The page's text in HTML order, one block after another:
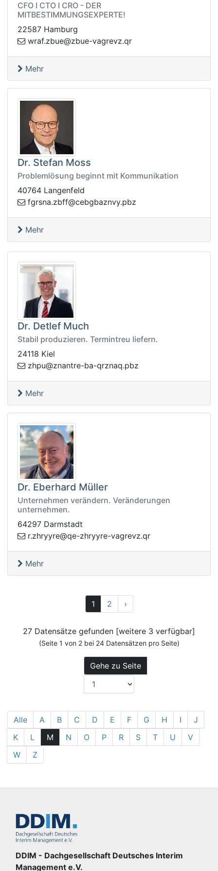
CFO I CTO I CRO - DER
MITBESTIMMUNGSEXPERTE!
22587 Hamburg
rq.zvergav-eubz@eu
bz.farw
Mehr
Dr. Stefan Moss
Problemlösung beginnt mit Kommunikation
40764 Langenfeld
zbp.yvnzabgbec@f
fbz.ansrgf
Mehr
Dr. Detlef Much
Stabil produzieren. Termintreu liefern.
24118 Kiel
zbp.qanzrq-ab-ertnanz@
uphz
Mehr
Dr. Eberhard Müller
Unternehmen verändern. Veränderungen
unternehmen.
64297 Darmstadt
rq.zvergav-ery
yrhz-eq@eryyrhz.r
Mehr
1 2 ›Vor
27 Datensätze gefunden [weitere 3 verfügbar]
(Seite 1 von 2 bei 24 Datensätzen pro Seite)
Gehe zu Seite
Alle A B C D E F G H I
J
K
L M N O P R S T U
V
W
Z
DDIM - Dachgesellschaft Deutsches Interim
Management e.V.